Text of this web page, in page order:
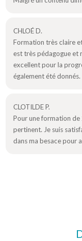
CHLOÉ D.
Formation très claire
est très pédagogue et
excellent pour la
également été donnés.
CLOTILDE P.
Pour une formation de
pertinent. Je suis
dans ma besace pour